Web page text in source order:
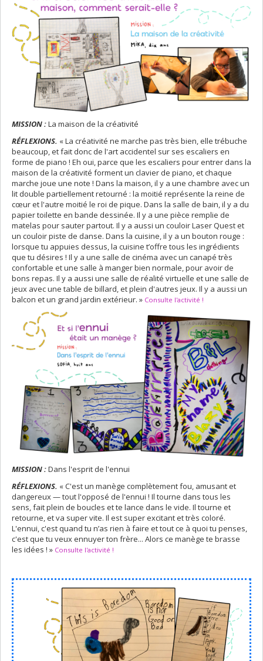
MISSION :La maison de la créativité
RÉFLEXIONS. « La créativité ne marche pas très bien, elle trébuche
beaucoup, et fait donc de l'art accidentel sur ses escaliers en
forme de piano ! Eh oui, parce que les escaliers pour entrer dans la
maison de la créativité forment un clavier de piano, et chaque
marche joue une note ! Dans la maison, il y a une chambre avec un
lit double partiellement retourné : la moitié représente la reine de
cœur et l'autre moitié le roi de pique. Dans la salle de bain, il y a du
papier toilette en bande dessinée. Il y a une pièce remplie de
matelas pour sauter partout. Il y a aussi un couloir Laser Quest et
un couloir piste de danse. Dans la cuisine, il y a un bouton rouge :
lorsque tu appuies dessus, la cuisine t’offre tous les ingrédients
que tu désires ! Il y a une salle de cinéma avec un canapé très
confortable et une salle à manger bien normale, pour avoir de
bons repas. Il y a aussi une salle de réalité virtuelle et une salle de
jeux avec une table de billard, et plein d'autres jeux. Il y a aussi un
balcon et un grand jardin extérieur. » Consulte l'activité !
MISSION :Dans l'esprit de l'ennui
RÉFLEXIONS. « C'est un manège complètement fou, amusant et
dangereux — tout l'opposé de l'ennui ! Il tourne dans tous les
sens, fait plein de boucles et te lance dans le vide. Il tourne et
retourne, et va super vite. Il est super excitant et très coloré.
L'ennui, c'est quand tu n’as rien à faire et tout ce à quoi tu penses,
c'est que tu veux ennuyer ton frère... Alors ce manège te brasse
les idées ! » Consulte l'activité !